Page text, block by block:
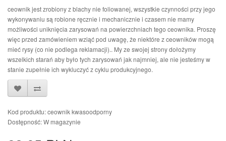
ceownik jest zrobiony z blachy nie foliowanej, wszystkie czynności przy jego
wykonywaniu są robione ręcznie i mechanicznie i czasem nie mamy
możliwości uniknięcia zarysowań na powierzchniach tego ceownika. Proszę
więc przed zamówieniem wziąć pod uwagę, że niektóre z ceowników mogą
mieć rysy (co nie podlega reklamacji).. My ze swojej strony dołożymy
wszelkich starań aby było tych zarysowań jak najmniej, ale nie jesteśmy w
stanie zupełnie ich wykluczyć z cyklu produkcyjnego.
Kod produktu: ceownik kwasoodporny
Dostępność: W magazynie